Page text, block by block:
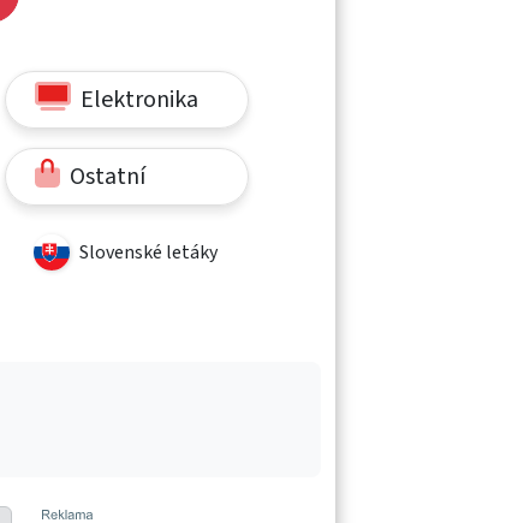
Elektronika
Ostatní
Slovenské letáky